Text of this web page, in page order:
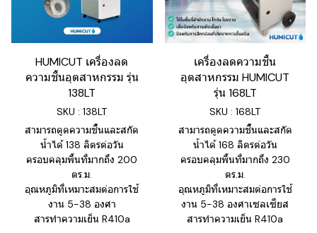
HUMICUT เครื่องลด
ความชื้นอุตสาหกรรม รุ่น
138LT
SKU : 138LT
สามารถดูดความชื้นและสกัด
น้ำได้ 138 ลิตรต่อวัน
ครอบคลุมพื้นที่มากถึง 200
ตร.ม.
อุณหภูมิที่เหมาะสมต่อการใช้
งาน 5-38 องศา
สารทำความเย็น R410a
เครื่องลดความชื้น
อุตสาหกรรม HUMICUT
รุ่น 168LT
SKU : 168LT
สามารถดูดความชื้นและสกัด
น้ำได้ 168 ลิตรต่อวัน
ครอบคลุมพื้นที่มากถึง 230
ตร.ม.
อุณหภูมิที่เหมาะสมต่อการใช้
งาน 5-38 องศาเซลเซียส
สารทำความเย็น R410a